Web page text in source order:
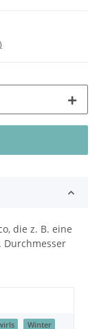
die z. B. eine
Durchmesser
Winter